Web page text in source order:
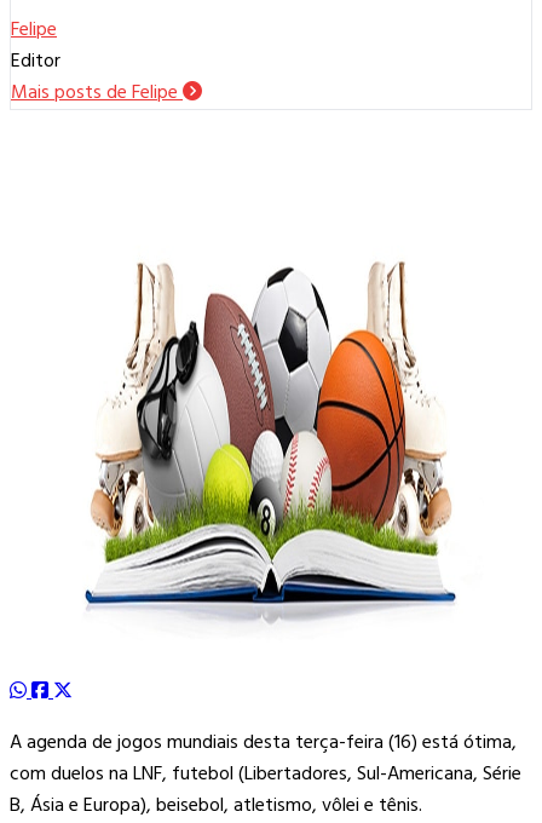
Felipe
Editor
Mais posts de Felipe
A agenda de jogos mundiais desta terça-feira (16) está ótima,
com duelos na LNF, futebol (Libertadores, Sul-Americana, Série
B, Ásia e Europa), beisebol, atletismo, vôlei e tênis.